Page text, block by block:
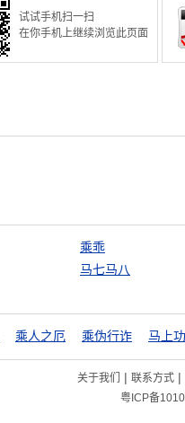
试试手机扫一扫
在你手机上继续浏览此页面
乘乖
马七马八
乘人之厄 乘伪行诈 马上
关于我们 | 联系方式|
粤ICP备